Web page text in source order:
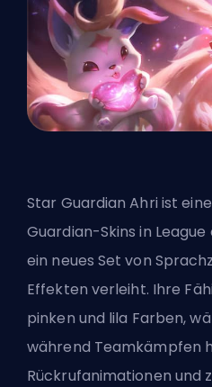
Star Guardian Ahri ist
Guardian-Skins in League
ein neues Set von
Effekten verleiht. Ihre
pinken und lila Farben,
während Teamkämpfen
Rückrufanimationen und